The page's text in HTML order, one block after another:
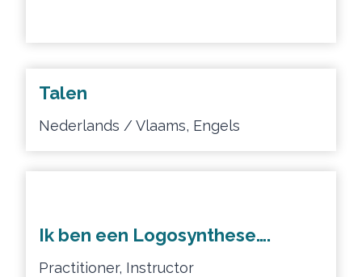
Talen
Nederlands / Vlaams, Engels
Ik ben een Logosynthese….
Practitioner, Instructor